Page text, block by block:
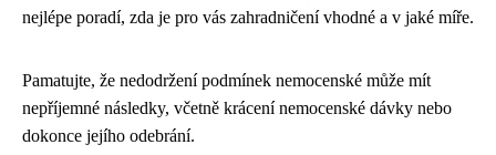
nejlépe poradí, zda je pro vás zahradničení vhodné a v jaké míře.
Pamatujte, že nedodržení podmínek nemocenské může mít
nepříjemné následky, včetně krácení nemocenské dávky nebo
dokonce jejího odebrání.